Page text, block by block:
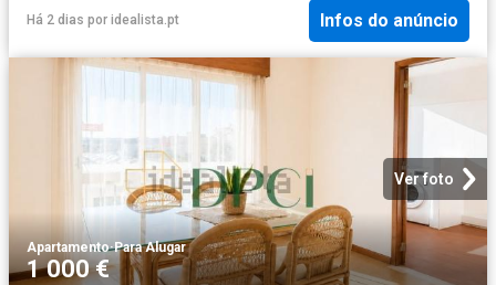
Há 2 dias por idealista.pt Infos do anúncio
Ver foto
Apartamento·Para Alugar
1 000 €